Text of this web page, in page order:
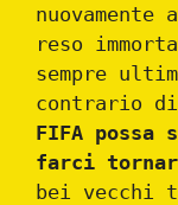
reso
sempre
contrario
FIFA possa
farci
bei vecchi